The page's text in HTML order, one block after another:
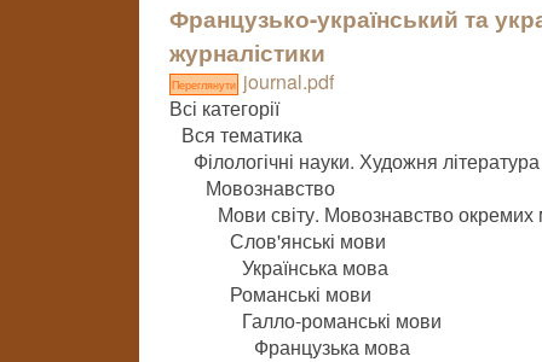
Французько-український та
журналістики
Переглянути journal.pdf
Всі категорії
Вся тематика
Філологічні науки. Художня література
Мовознавство
Мови світу. Мовознавство окремих
Слов'янські мови
Українська мова
Романські мови
Галло-романські мови
Французька мова